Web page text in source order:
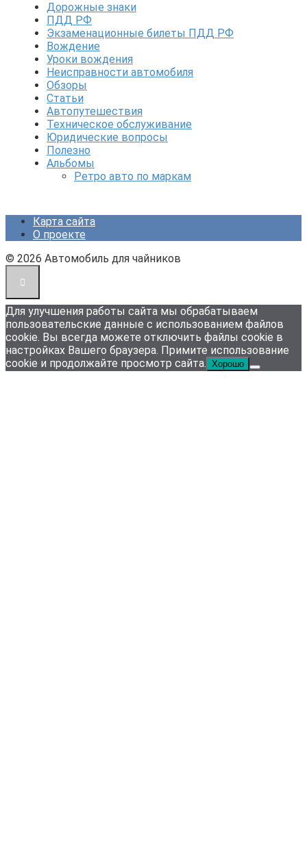
Дорожные знаки
ПДД РФ
Экзаменационные билеты ПДД РФ
Вождение
Уроки вождения
Неисправности автомобиля
Обзоры
Статьи
Автопутешествия
Техническое обслуживание
Юридические вопросы
Полезно
Альбомы
Ретро авто по маркам
Карта сайта
О проекте
© 2026 Автомобиль для чайников
Для улучшения работы сайта мы обрабатываем
пользовательские данные с использованием файлов
cookie. Вы всегда можете отключить файлы cookie в
настройках Вашего браузера. Примите использование
cookie и продолжайте просмотр сайта. Хорошо